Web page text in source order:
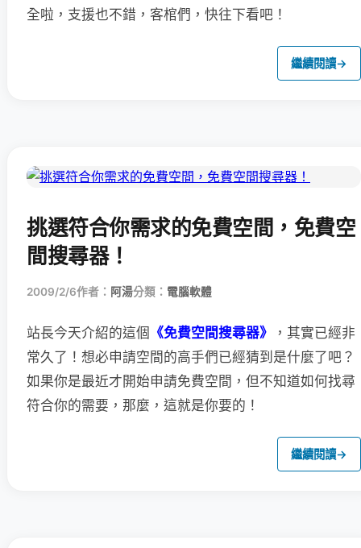
全啦，支援也不錯，客棺們，快往下看吧！
繼續閱讀→
挑選符合你需求的免費空間，免費空
間搜尋器！
2009/2/6作者： 阿湯分類： 電腦軟體
站長今天介紹的這個 《免費空間搜尋器》
，其實已經非
常久了！想必申請空間的高手們已經猜到是什麼了吧？
如果你是最近才開始申請免費空間，但不知道如何找尋
符合你的需要，那麼，這就是你要的！
繼續閱讀→